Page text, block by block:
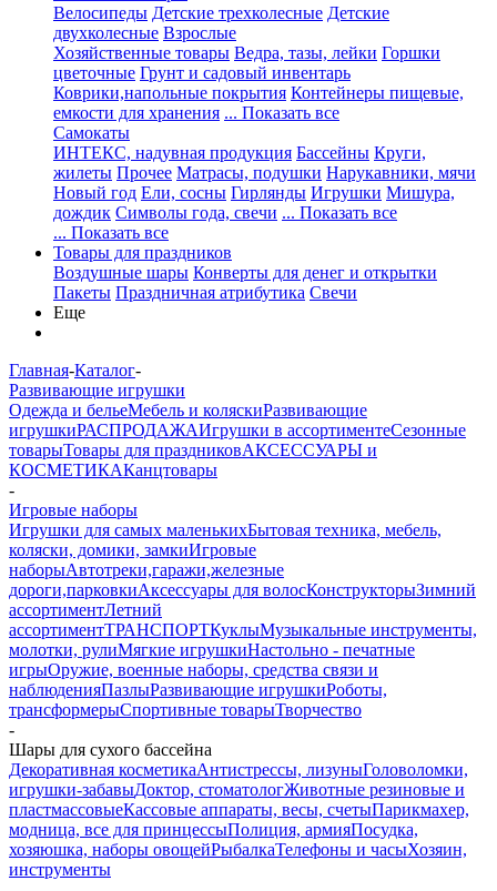
Велосипеды Детские трехколесные Детские
двухколесные Взрослые
Хозяйственные товары Ведра, тазы, лейки Горшки
цветочные Грунт и садовый инвентарь
Коврики,напольные покрытия Контейнеры пищевые,
емкости для хранения ... Показать все
Самокаты
ИНТЕКС, надувная продукция Бассейны Круги,
жилеты Прочее Матрасы, подушки Нарукавники, мячи
Новый год Ели, сосны Гирлянды Игрушки Мишура,
дождик Символы года, свечи ... Показать все
... Показать все
Товары для праздников
Воздушные шары Конверты для денег и открытки
Пакеты Праздничная атрибутика Свечи
Еще
Главная-Каталог-
Развивающие игрушки
Одежда и бельеМебель и коляскиРазвивающие
игрушкиРАСПРОДАЖАИгрушки в ассортиментеСезонные
товарыТовары для праздниковАКСЕССУАРЫ и
КОСМЕТИКАКанцтовары
-
Игровые наборы
Игрушки для самых маленькихБытовая техника, мебель,
коляски, домики, замкиИгровые
наборыАвтотреки,гаражи,железные
дороги,парковкиАксессуары для волосКонструкторыЗимний
ассортиментЛетний
ассортиментТРАНСПОРТКуклыМузыкальные инструменты,
молотки, рулиМягкие игрушкиНастольно - печатные
игрыОружие, военные наборы, средства связи и
наблюденияПазлыРазвивающие игрушкиРоботы,
трансформерыСпортивные товарыТворчество
-
Шары для сухого бассейна
Декоративная косметикаАнтистрессы, лизуныГоловоломки,
игрушки-забавыДоктор, стоматологЖивотные резиновые и
пластмассовыеКассовые аппараты, весы, счетыПарикмахер,
модница, все для принцессыПолиция, армияПосудка,
хозяюшка, наборы овощейРыбалкаТелефоны и часыХозяин,
инструменты